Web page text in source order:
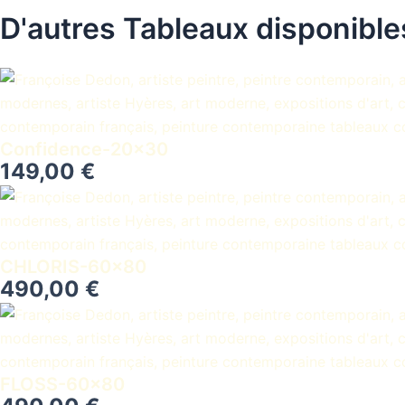
D'autres Tableaux
Confidence-20×30
149,00 €
CHLORIS-60×80
490,00 €
FLOSS-60×80